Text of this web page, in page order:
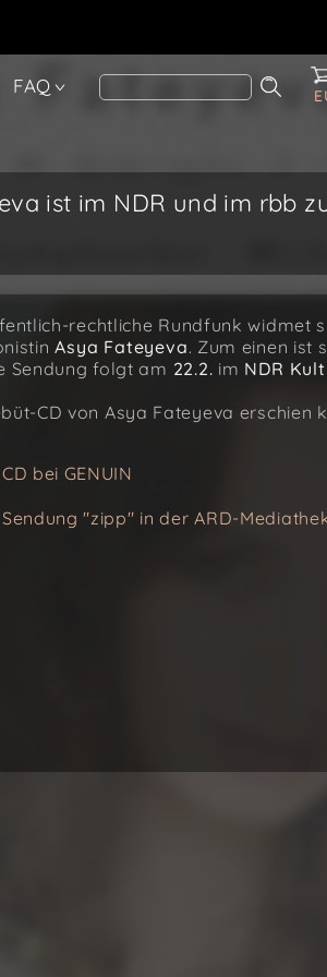
FAQ
ist im NDR und im rbb
rechtliche Rundfunk widmet
Asya Fateyeva. Zum einen ist
Sendung folgt am 22.2. im NDR
CD von Asya Fateyeva erschien
bei GENUIN
"zipp" in der ARD-